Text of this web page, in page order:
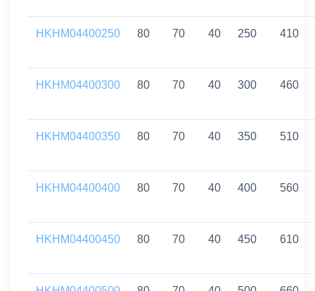
HKHM04400250 80 70 40 250 410
HKHM04400300 80 70 40 300 460
HKHM04400350 80 70 40 350 510
HKHM04400400 80 70 40 400 560
HKHM04400450 80 70 40 450 610